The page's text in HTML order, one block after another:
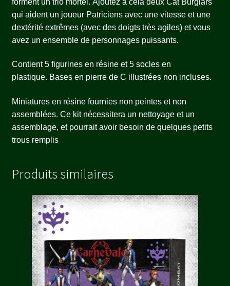
qui aident un joueur Patriciens avec une vitesse et une
dextérité extrêmes (avec des doigts très agiles) et vous
avez un ensemble de personnages puissants.
Contient 5 figurines en résine et 5 socles en
plastique. Bases en pierre de C illustrées non incluses.
Miniatures en résine fournies non peintes et non
assemblées. Ce kit nécessitera un nettoyage et un
assemblage, et pourrait avoir besoin de quelques petits
trous remplis
Produits similaires